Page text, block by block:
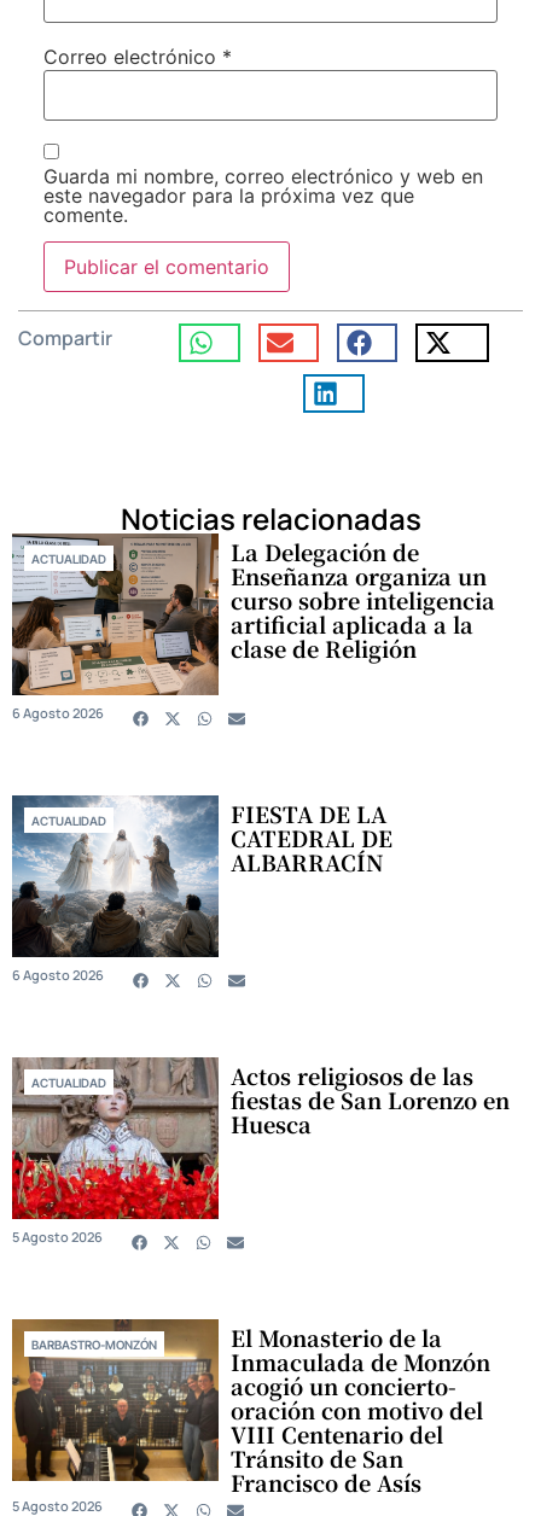
Correo electrónico *
Guarda mi nombre, correo electrónico y web en
este navegador para la próxima vez que
comente.
Compartir
Noticias relacionadas
ACTUALIDAD La Delegación de
Enseñanza organiza un
curso sobre inteligencia
artificial aplicada a la
clase de Religión
6 Agosto 2026
ACTUALIDAD FIESTA DE LA
CATEDRAL DE
ALBARRACÍN
6 Agosto 2026
ACTUALIDAD Actos religiosos de las
fiestas de San Lorenzo en
Huesca
5 Agosto 2026
BARBASTRO-MONZÓN El Monasterio de la
Inmaculada de Monzón
acogió un concierto-
oración con motivo del
VIII Centenario del
Tránsito de San
Francisco de Asís
5 Agosto 2026